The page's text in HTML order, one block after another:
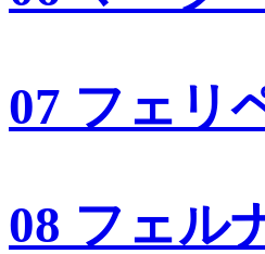
07 フェリ
08 フェル